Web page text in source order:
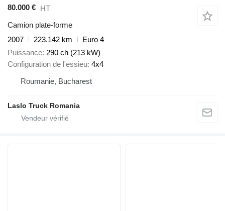
80.000 € HT
Camion plate-forme
2007
223.142 km
Euro 4
Puissance 290 ch (213 kW)
Configuration de l'essieu 4x4
Roumanie, Bucharest
Laslo Truck Romania